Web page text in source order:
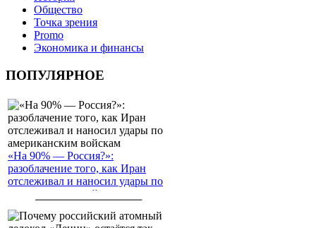
Общество
Точка зрения
Promo
Экономика и финансы
ПОПУЛЯРНОЕ
«На 90% — Россия?»:
разоблачение того, как Иран
отслеживал и наносил удары по
американским войскам